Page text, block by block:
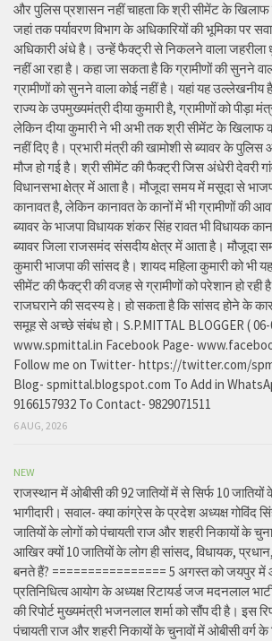
और पुलिस प्रशासन नहीं चाहता कि श्री सीमेंट के खिलाफ
जहां तक पर्यावरण विभाग के अधिकारियों की भूमिका पर
अधिकारी अंधे है। उन्हें फैक्ट्री से निकलने वाला
नहीं आ रहा है। कहा जा सकता है कि ग्रामीणों की सुनने
ग्रामीणों को सुनने वाला कोई नहीं है। यहां यह उल्लेखनीय है
राज्य के उपमुख्यमंत्री दीया कुमारी है, ग्रामीणों को पीड़ा
लेकिन दीया कुमारी ने भी अभी तक श्री सीमेंट के खिलाफ
नहीं दिए है। प्रभारी मंत्री की खामोशी से ब्यावर के
मौज हो गई है। श्री सीमेंट की फैक्ट्री जिस अंधेरी देवरी
विधानसभा क्षेत्र में आता है। मौजूदा समय में मसूदा से
कानावत है, लेकिन कानावत के कानों में भी ग्रामीणों की
ब्यावर के भाजपा विधायक शंकर सिंह रावत भी विधायक
ब्यावर जिला राजसमंद संसदीय क्षेत्र में आता है। मौजूदा
कुमारी भाजपा की सांसद है। शायद महिला कुमारी को भी यह
सीमेंट की फैक्ट्री की वजह से ग्रामीणों को परेशान हो रही
राजघराने की सदस्य हे। हो सकता है कि सांसद होने के
समूह से अच्छे संबंध हो। S.P.MITTAL BLOGGER (
www.spmittal.in Facebook Page-
Follow me on Twitter- https://twitter.com/
Blog- spmittal.blogspot.com To Add in
9166157932 To Contact- 9829071511
6 AUG, 2026
NEW
राजस्थान में ओबीसी की 92 जातियों में से सिर्फ 10 जातियों
भागीदारी। सवाल- क्या कांग्रेस के प्रदेश अध्यक्ष गोविंद
जातियों के लोगों को पंचायती राज और शहरी निकायों के
आखिर क्यों 10 जातियों के लोग ही सांसद, विधायक,
बनते हैं? ================ 5 अगस्त को जयपुर में
प्रतिनिधित्व आयोग के अध्यक्ष रिटायर्ड जज मदनलाल
की रिपोर्ट मुख्यमंत्री भजनलाल शर्मा को सौंप दी है। इस
पंचायती राज और शहरी निकायों के चुनावों में ओबीसी वर्ग